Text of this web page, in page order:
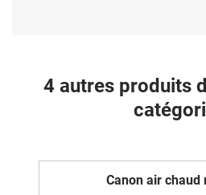
4 autres produits
Canon air chaud